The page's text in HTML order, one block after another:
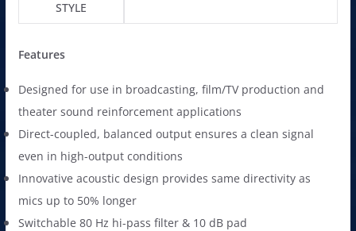
STYLE
Features
Designed for use in broadcasting, film/TV production and
theater sound reinforcement applications
Direct-coupled, balanced output ensures a clean signal
even in high-output conditions
Innovative acoustic design provides same directivity as
mics up to 50% longer
Switchable 80 Hz hi-pass filter & 10 dB pad